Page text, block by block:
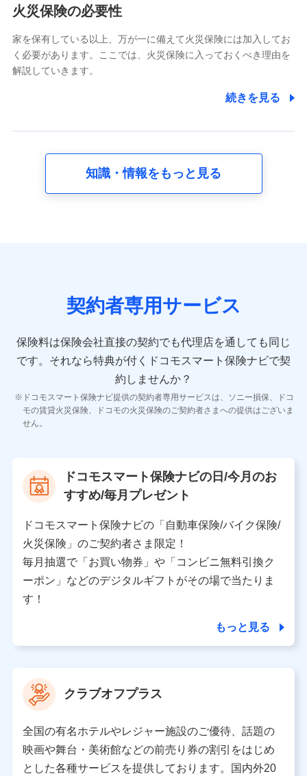
電話対応の品質向上およびお問合せ内容の正確な把握のため
6.採用応募者の個人情報
採用選考および入社手続を実施するため
8.取引先個人情報
取引先としての選定業務、営業情報の提供業務、契約締結手
10.受託業務の 個人情報
11.マイカー通勤管理クラウド並びに法人向けASPサー
ビスに関してのお問い合わせ情報
各種お問い合わせに対応するため
当社のサービスに関する情報提供や、皆様に有用なお知らせ
をお送りするため
当社の対応品質向上やお問い合わせ内容の正確な把握のため
個人情報保護管理者の職名、連絡先
〒103-0013 東京都中央区日本橋人形町2-14-10 アー
バンネット日本橋ビル 3F
株式会社ドコモ・インシュアランス
個人情報の第三者提供について
当社は利用目的の達成に必要な範囲内において個人情報
の取り扱いの全部または一部を委託する場合がありま
す。
個人データの共同利用
当社は株式会社NTTドコモとの間で、以下のとおり個
火災保険の必要性
家を保有している以上、万が一に備えて火災保険には加入してお
く必要があります。ここでは、火災保険に入っておくべき理由を
解説していきます。
続きを見る
知識・情報をもっと見る
契約者専用サービス
保険料は保険会社直接の契約でも代理店を通しても同じ
です。 それなら特典が付くドコモスマート保険ナビで契
約しませんか？
ドコモスマート保険ナビ提供の契約者専用サービスは、ソニー損保、ドコ
モの賃貸火災保険、ドコモの火災保険のご契約者さまへの提供はございま
せん。
ドコモスマート保険ナビの日/今月のお
すすめ/毎月プレゼント
ドコモスマート保険ナビの「自動車保険/バイク保険/
火災保険」のご契約者さま限定！
毎月抽選で「お買い物券」や「コンビニ無料引換ク
ーポン」などのデジタルギフトがその場で当たりま
す！
もっと見る
クラブオフプラス
全国の有名ホテルやレジャー施設のご優待、話題の
映画や舞台・美術館などの前売り券の割引をはじめ
とした各種サービスを提供しております。国内外20